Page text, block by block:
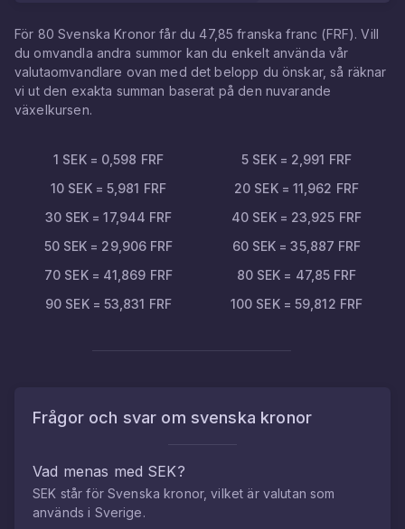
För 80 Svenska Kronor får du47,85 franska franc (FRF). Vill
du omvandla andra summor kan du enkelt använda vår
valutaomvandlare ovan med det belopp du önskar, så räknar
vi ut den exakta summan baserat på den nuvarande
växelkursen.
1 SEK= 0,598 FRF 5 SEK= 2,991 FRF
10 SEK= 5,981 FRF 20 SEK= 11,962 FRF
30 SEK =17,944 FRF 40 SEK= 23,925 FRF
50 SEK = 29,906 FRF 60 SEK =35,887 FRF
70 SEK= 41,869 FRF 80 SEK = 47,85 FRF
90 SEK= 53,831 FRF 100 SEK= 59,812 FRF
Frågor och svar om svenska kronor
Vad menas med SEK?
SEK står för Svenska kronor, vilket är valutan som
används i Sverige.